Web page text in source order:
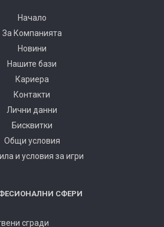
Начало
За Компанията
Новини
Нашите бази
Кариера
Контакти
Лични данни
Бисквитки
Общи условия
и условия за игри
СФЕРИ
сгради